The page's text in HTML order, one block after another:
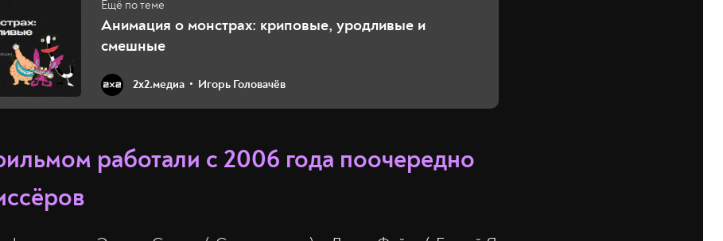
Анимация о монстрах: криповые, уродливые и
смешные
2х2.медиа Игорь Головачёв
работали с 2006 года поочередно